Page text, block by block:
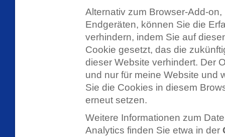
Alternativ zum Browser-Add-
Endgeräten, können Sie die
verhindern, indem Sie auf
Cookie gesetzt, das die
dieser Website verhindert. Der
und nur für meine Website und
Sie die Cookies in diesem
erneut setzen.
Weitere Informationen zum
Analytics finden Sie etwa in der